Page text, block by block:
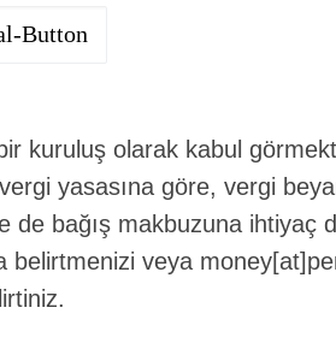
kuruluş olarak kabul
yasasına göre, vergi
de bağış makbuzuna ihtiyaç
belirtmenizi veya